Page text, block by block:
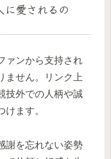
愛されるの
ァンから支持され
ません。リンク上
技外での人柄や誠
ます。
謝を忘れない姿勢